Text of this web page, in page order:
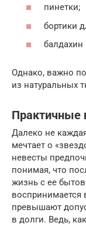
пинетки;
бортики
балдахин
Однако, важно
из натуральных
Практичные
Далеко не
мечтает о
невесты
понимая, что
жизнь с ее
воспринимается
превышают
в долги. Ведь,